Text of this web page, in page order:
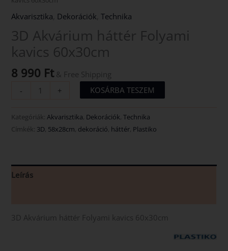
Akvarisztika Dekorációk ,Technika
3D Akvárium háttér Folyami
kavics 60x30cm
8 990 Ft & Free Shipping
-
+ KOSÁRBA TESZEM
Kategóriák:Akvarisztika, Dekorációk,Technika
Címkék: 3D, 58x28cm, dekoráció, háttér, Plastiko
Leírás
3D Akvárium háttér Folyami kavics 60x30cm